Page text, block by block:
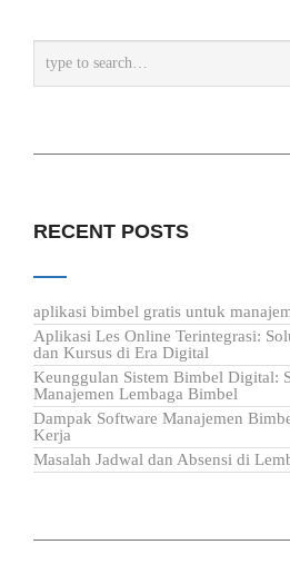
RECENT POSTS
aplikasi bimbel gratis untuk
Aplikasi Les Online Terintegrasi:
dan Kursus di Era Digital
Keunggulan Sistem Bimbel Digital:
Manajemen Lembaga Bimbel
Dampak Software Manajemen
Kerja
Masalah Jadwal dan Absensi di